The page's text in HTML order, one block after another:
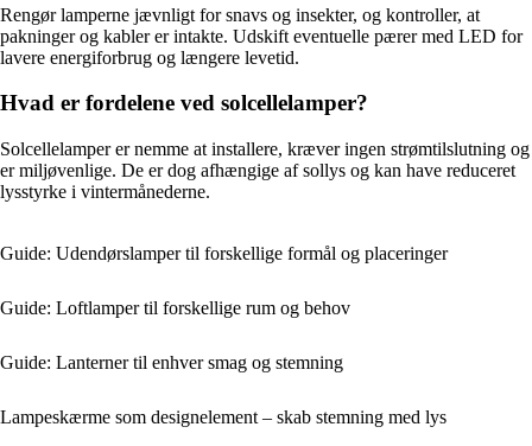
Rengør lamperne jævnligt for snavs og insekter, og kontroller, at
pakninger og kabler er intakte. Udskift eventuelle pærer med LED for
lavere energiforbrug og længere levetid.
Hvad er fordelene ved solcellelamper?
Solcellelamper er nemme at installere, kræver ingen strømtilslutning og
er miljøvenlige. De er dog afhængige af sollys og kan have reduceret
lysstyrke i vintermånederne.
Guide: Udendørslamper til forskellige formål og placeringer
Guide: Loftlamper til forskellige rum og behov
Guide: Lanterner til enhver smag og stemning
Lampeskærme som designelement – skab stemning med lys